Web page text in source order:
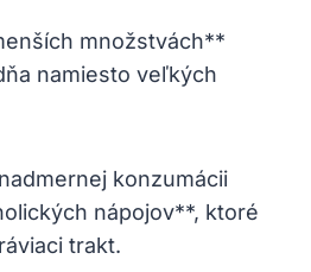
množstvách**
namiesto veľkých
konzumácii
nápojov**, ktoré
trakt.